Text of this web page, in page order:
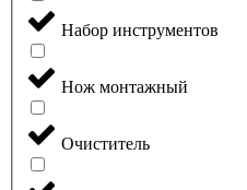
Набор инструментов
Нож монтажный
Очиститель